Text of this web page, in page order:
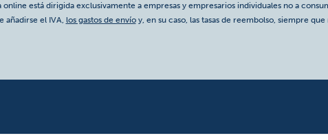
online está dirigida exclusivamente a empresas y empresarios individuales no a
añadirse el IVA, los gastos de envíoy, en su caso, las tasas de reembolso, siempre